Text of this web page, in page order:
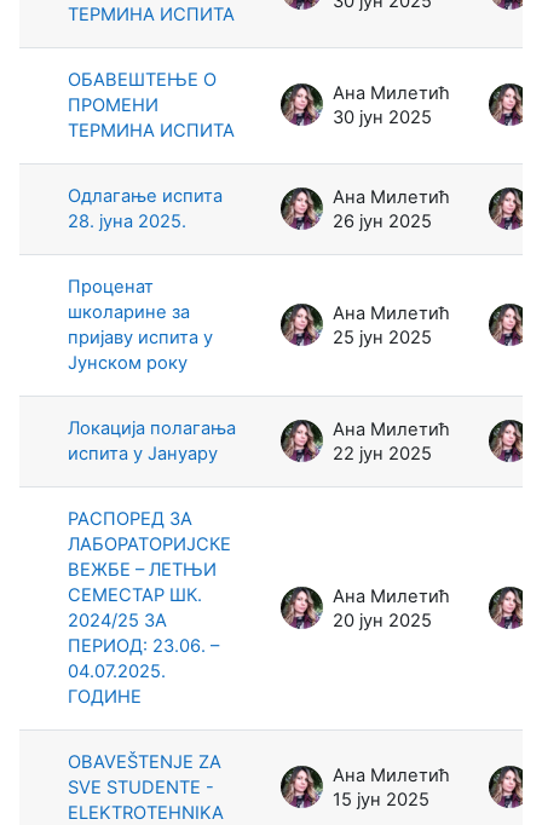
ТЕРМИНА ИСПИТА
ОБАВЕШТЕЊЕ О
ПРОМЕНИ
ТЕРМИНА ИСПИТА
Ана Милетић
30 јун 2025
Одлагање испита
28. јуна 2025.
Ана Милетић
26 јун 2025
Проценат
школарине за
пријаву испита у
Јунском року
Ана Милетић
25 јун 2025
Локација полагања
испита у Јануару
Ана Милетић
22 јун 2025
РАСПОРЕД ЗА
ЛАБОРАТОРИЈСКЕ
ВЕЖБЕ – ЛЕТЊИ
СЕМЕСТАР ШК.
2024/25 ЗА
ПЕРИОД: 23.06. –
04.07.2025.
ГОДИНЕ
Ана Милетић
20 јун 2025
OBAVEŠTENJE ZA
SVE STUDENTE -
ELEKTROTEHNIKA
Ана Милетић
15 јун 2025